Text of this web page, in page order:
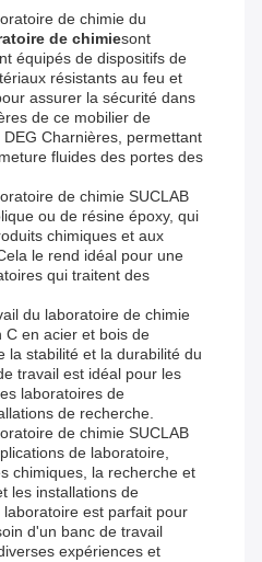
de chimie du
de chimiesont
équipés de dispositifs de
résistants au feu et
assurer la sécurité dans
de ce mobilier de
Charnières, permettant
fluides des portes des
de chimie SUCLAB
ou de résine époxy, qui
chimiques et aux
le rend idéal pour une
qui traitent des
du laboratoire de chimie
C en acier et bois de
la stabilité et la durabilité du
travail est idéal pour les
laboratoires de
de recherche.
de chimie SUCLAB
de laboratoire,
chimiques, la recherche et
les installations de
est parfait pour
d'un banc de travail
expériences et